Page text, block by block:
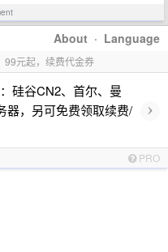
About · Language
99元起，续费代金券
硅谷CN2、首尔、曼
器，另可免费领取续费/
›
PRO